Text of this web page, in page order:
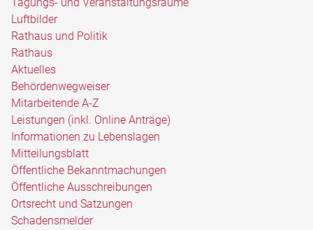
Tagungs- und Veranstaltungsräume
Luftbilder
Rathaus und Politik
Rathaus
Aktuelles
Behördenwegweiser
Mitarbeitende A-Z
Leistungen (inkl. Online Anträge)
Informationen zu Lebenslagen
Mitteilungsblatt
Öffentliche Bekanntmachungen
Öffentliche Ausschreibungen
Ortsrecht und Satzungen
Schadensmelder